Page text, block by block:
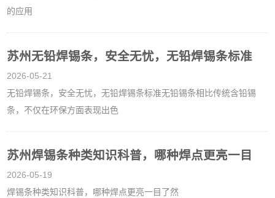
的应用
苏州无铅焊锡条，安全无忧，无铅焊锡条标准
2026-05-21
无铅焊锡条，安全无忧，无铅焊锡条标准无铅锡条相比传统含铅锡
条，不仅在环保方面表现出色
苏州焊锡条种类知识科普，哪种焊点更亮一目
2026-05-19
焊锡条种类知识科普，哪种焊点更亮一目了然